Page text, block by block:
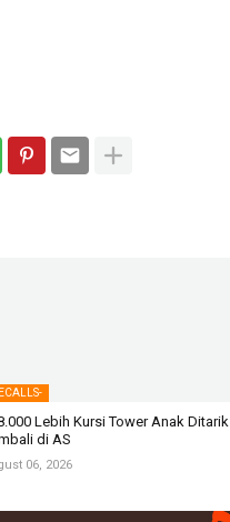
Lebih Kursi Tower Anak Ditarik
di AS
06, 2026